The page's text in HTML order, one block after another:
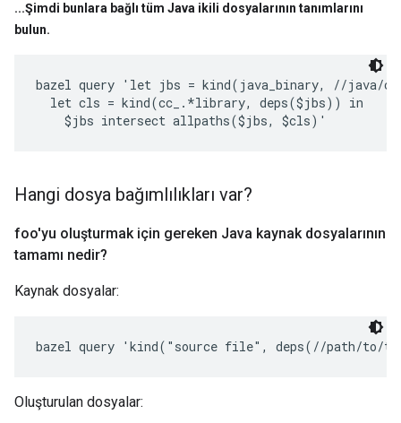
...Şimdi bunlara bağlı tüm Java ikili dosyalarının tanımlarını
bulun.
bazel query 'let jbs = kind(java_binary, //java/
  let cls = kind(cc_.*library, deps($jbs)) in
Hangi dosya bağımlılıkları var?
foo'yu oluşturmak için gereken Java kaynak dosyalarının
tamamı nedir?
Kaynak dosyalar:
bazel query 'kind("source file", deps(//path/
Oluşturulan dosyalar: